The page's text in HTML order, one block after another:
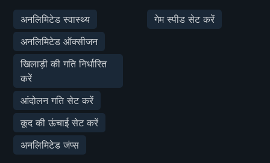
अनलिमिटेड स्वास्थ्य
अनलिमिटेड ऑक्सीजन
खिलाड़ी की गति निर्धारित
करें
आंदोलन गति सेट करें
कूद की ऊंचाई सेट करें
अनलिमिटेड जंप्स
गेम स्पीड सेट करें